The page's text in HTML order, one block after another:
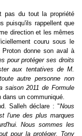
pas du tout la propriété
puisqu'ils rappellent que
direction et les mêmes
couru sous le
donne son aval à
pour protéger ses droits
aux tentatives de M.
autre personne non
saison 2011 de Formule
un communiqué.
Salleh déclare : "Nous
l'une des plus marques
Nous sommes les
pour la protéger. Tony